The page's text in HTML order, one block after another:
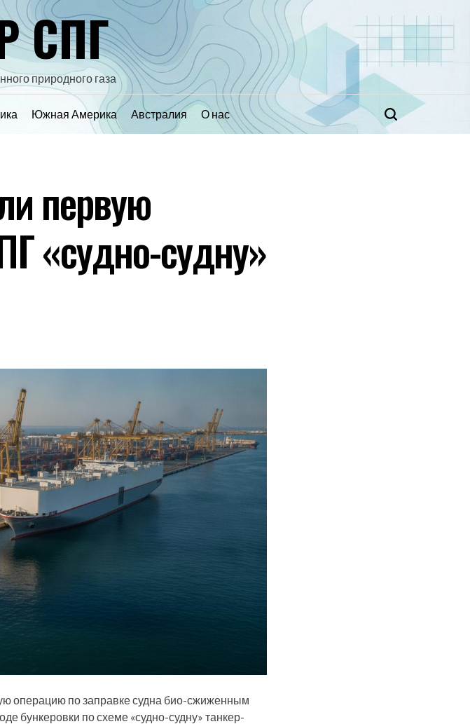
СПГ
природного газа
Южная Америка Австралия О нас Поиск
первую
«судно-судну»
операцию по заправке судна био-сжиженным
бункеровки по схеме «судно-судну» танкер-